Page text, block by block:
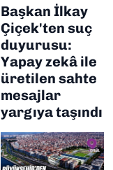
Başkan İlkay
Çiçek'ten suç
duyurusu:
Yapay zekâ ile
üretilen sahte
mesajlar
yargıya taşındı